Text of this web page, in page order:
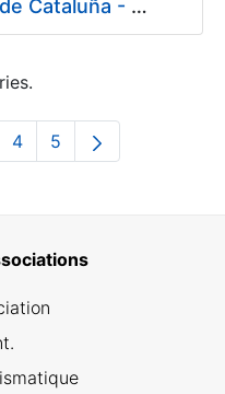
Gabinete Numismático de Cataluña - Museo Nacional de Arte de Cataluña 2008
Page
4 Page
5